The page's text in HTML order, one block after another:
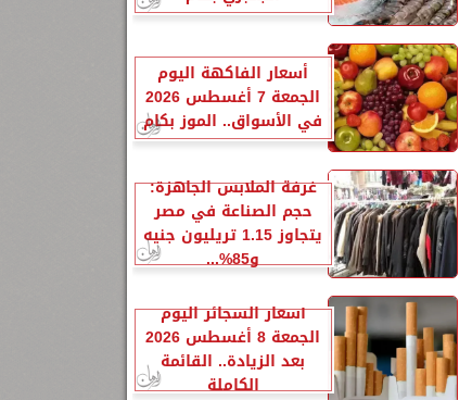
أسعار الفاكهة اليوم
الجمعة 7 أغسطس 2026
في الأسواق.. الموز بكام
غرفة الملابس الجاهزة:
حجم الصناعة في مصر
يتجاوز 1.15 تريليون جنيه
و85%...
أسعار السجائر اليوم
الجمعة 8 أغسطس 2026
بعد الزيادة.. القائمة
الكاملة